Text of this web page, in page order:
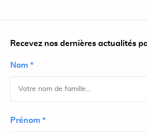
Recevez nos dernières actualités
Nom *
Prénom *